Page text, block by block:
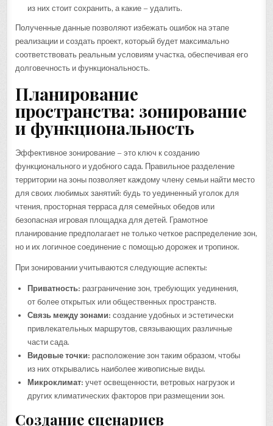
из них стоит сохранить, а какие – удалить.
Полученные данные позволяют избежать ошибок на этапе
реализации и создать проект, который будет максимально
соответствовать реальным условиям участка, обеспечивая его
долговечность и функциональность.
Планирование
пространства: зонирование
и функциональность
Эффективное зонирование – это ключ к созданию
функционального и удобного сада. Правильное разделение
территории на зоны позволяет каждому члену семьи найти место
для своих любимых занятий: будь то уединенный уголок для
чтения, просторная терраса для семейных обедов или
безопасная игровая площадка для детей. Грамотное
планирование предполагает не только четкое распределение зон,
но и их логичное соединение с помощью дорожек и тропинок.
При зонировании учитываются следующие аспекты:
Приватность: разграничение зон, требующих уединения,
от более открытых или общественных пространств.
Связь между зонами: создание удобных и эстетически
привлекательных маршрутов, связывающих различные
части сада.
Видовые точки: расположение зон таким образом, чтобы
из них открывались наиболее живописные виды.
Микроклимат: учет освещенности, ветровых нагрузок и
других климатических факторов при размещении зон.
Создание сценариев